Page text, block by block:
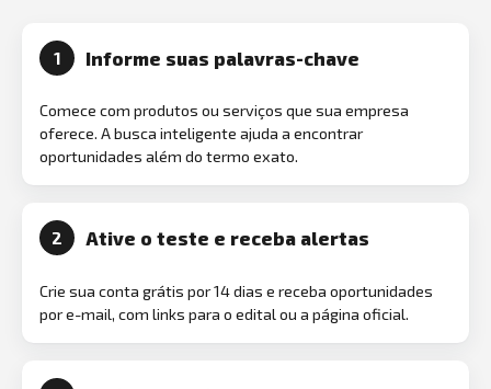
1 Informe suas palavras-chave
Comece com produtos ou serviços que sua empresa
oferece. A busca inteligente ajuda a encontrar
oportunidades além do termo exato.
2 Ative o teste e receba alertas
Crie sua conta grátis por 14 dias e receba oportunidades
por e-mail, com links para o edital ou a página oficial.